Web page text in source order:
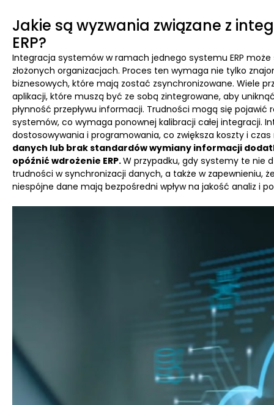
Jakie są wyzwania związane z
ERP?
Integracja systemów w ramach jednego systemu ERP
złożonych organizacjach. Proces ten wymaga nie tylko
biznesowych, które mają zostać zsynchronizowane. Wiele
aplikacji, które muszą być ze sobą zintegrowane, aby
płynność przepływu informacji. Trudności mogą się
systemów, co wymaga ponownej kalibracji całej integracji.
dostosowywania i programowania, co zwiększa koszty i
danych lub brak standardów wymiany informacji
opóźnić wdrożenie ERP.W przypadku, gdy systemy te nie
trudności w synchronizacji danych, a także w zapewnieniu,
niespójne dane mają bezpośredni wpływ na jakość analiz i